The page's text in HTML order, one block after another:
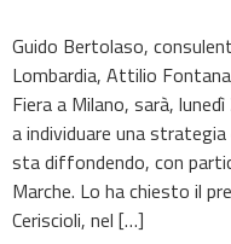
Guido Bertolaso,
Lombardia, Attilio
Fiera a Milano, sarà,
a individuare una
sta diffondendo, con
Marche. Lo ha chiesto il
Ceriscioli, nel […]